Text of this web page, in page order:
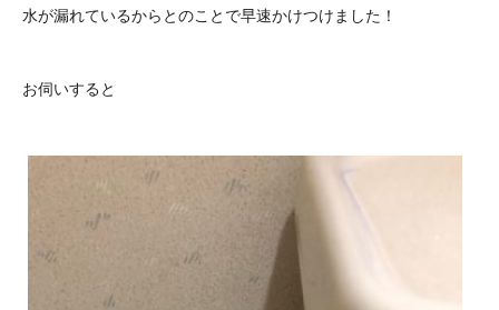
水が漏れているからとのことで早速かけつけました！
お伺いすると